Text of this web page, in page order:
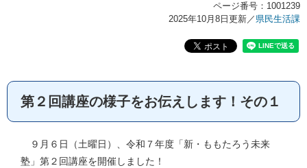
ページ番号：1001239
2025年10月8日更新／ 県民生活課
第２回講座の様子をお伝えします！その１
９月６日（土曜日）、令和７年度「新・ももたろう未来
塾」第２回講座を開催しました！